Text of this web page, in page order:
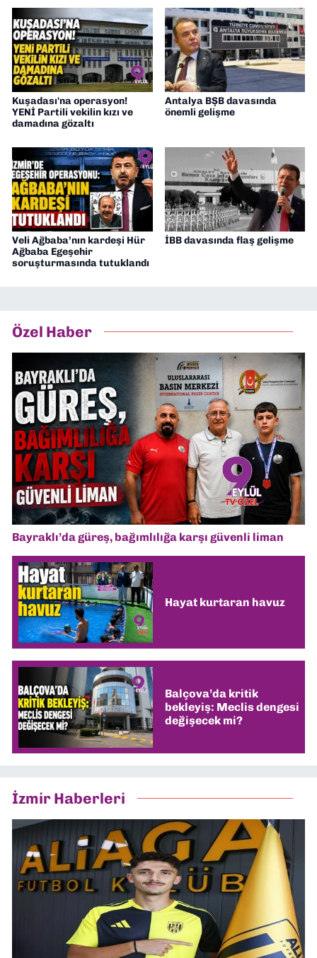
Kuşadası'na operasyon!
YENİ Partili vekilin kızı ve
damadına gözaltı
Antalya BŞB davasında
önemli gelişme
Veli Ağbaba’nın kardeşi Hür
Ağbaba Egeşehir
soruşturmasında tutuklandı
İBB davasında flaş gelişme
Özel Haber
Bayraklı’da güreş, bağımlılığa karşı güvenli liman
Hayat kurtaran havuz
Balçova’da kritik
bekleyiş: Meclis dengesi
değişecek mi?
İzmir Haberleri